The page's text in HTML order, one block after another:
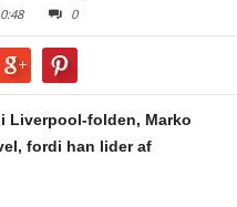
0
Liverpool-folden, Marko
fordi han lider af